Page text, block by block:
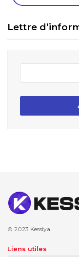
Lettre
© 2023 Kessiya
Liens utiles